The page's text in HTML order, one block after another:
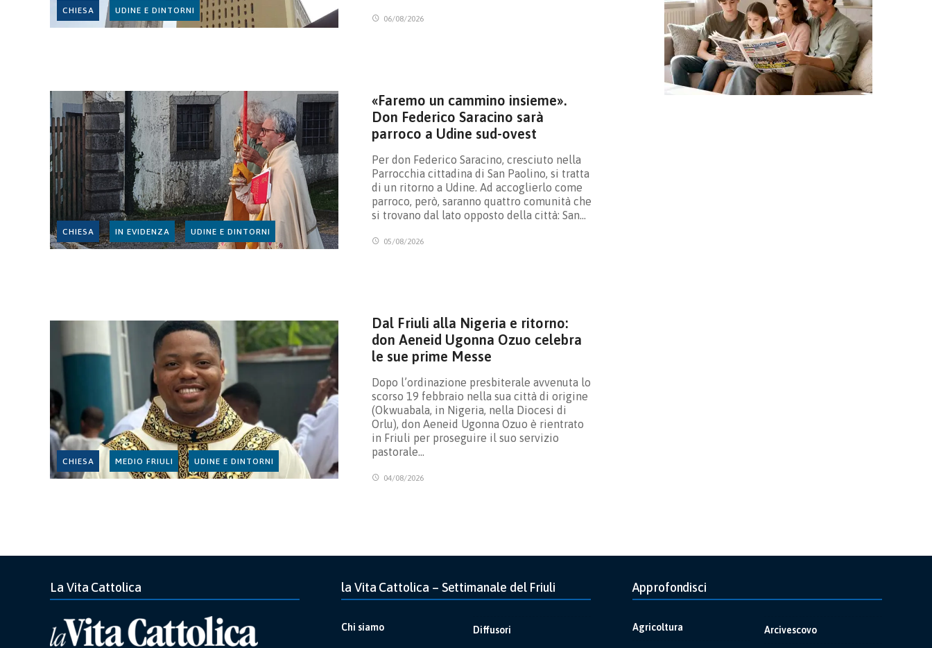
CHIESA UDINE E DINTORNI
06/08/2026
CHIESA IN EVIDENZA UDINE E DINTORNI
«Faremo un cammino insieme».
Don Federico Saracino sarà
parroco a Udine sud-ovest
Per don Federico Saracino, cresciuto nella
Parrocchia cittadina di San Paolino, si tratta
di un ritorno a Udine. Ad accoglierlo come
parroco, però, saranno quattro comunità che
si trovano dal lato opposto della città: San…
05/08/2026
CHIESA MEDIO FRIULI UDINE E DINTORNI
Dal Friuli alla Nigeria e ritorno:
don Aeneid Ugonna Ozuo celebra
le sue prime Messe
Dopo l’ordinazione presbiterale avvenuta lo
scorso 19 febbraio nella sua città di origine
(Okwuabala, in Nigeria, nella Diocesi di
Orlu), don Aeneid Ugonna Ozuo è rientrato
in Friuli per proseguire il suo servizio
pastorale…
04/08/2026
La Vita Cattolica la Vita Cattolica – Settimanale del Friuli
Chi siamo Diffusori
Approfondisci
Agricoltura Arcivescovo